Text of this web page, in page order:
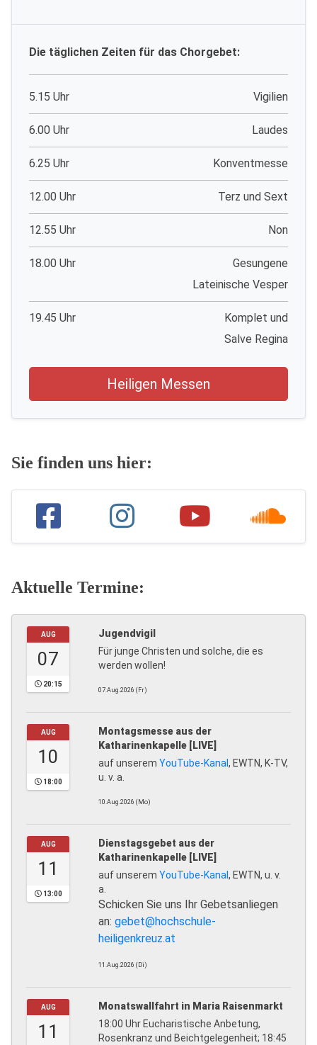
Die täglichen Zeiten für das Chorgebet:
5.15 Uhr Vigilien
6.00 Uhr Laudes
6.25 Uhr Konventmesse
12.00 Uhr Terz und Sext
12.55 Uhr Non
18.00 Uhr
Gesungene
Lateinische Vesper
19.45 Uhr
Komplet und
Salve Regina
Heiligen Messen
Sie finden uns hier:
Aktuelle Termine:
AUG
07
20:15
Jugendvigil
Für junge Christen und solche, die es
werden wollen!
07.Aug.2026 (Fr)
AUG
10
18:00
Montagsmesse aus der
Katharinenkapelle [LIVE]
auf unserem YouTube-Kanal, EWTN, K-TV,
u. v. a.
10.Aug.2026 (Mo)
AUG
11
13:00
Dienstagsgebet aus der
Katharinenkapelle [LIVE]
auf unserem YouTube-Kanal, EWTN, u. v.
a.
Schicken Sie uns Ihr Gebetsanliegen
an: gebet@hochschule-
heiligenkreuz.at
11.Aug.2026 (Di)
AUG
11
Monatswallfahrt in Maria Raisenmarkt
18:00 Uhr Eucharistische Anbetung,
Rosenkranz und Beichtgelegenheit; 18:45